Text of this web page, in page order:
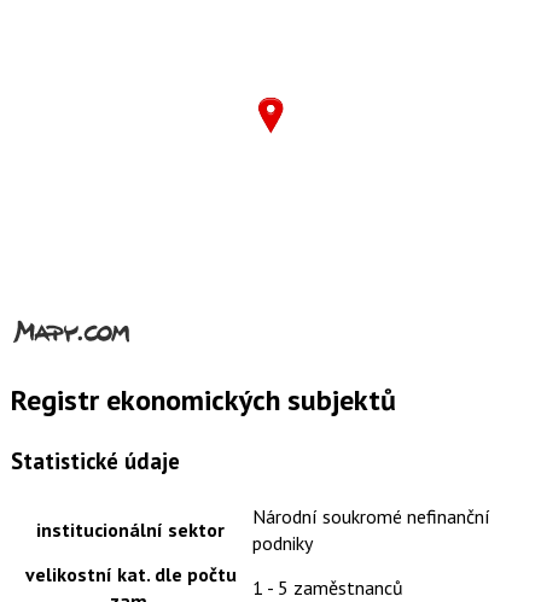
Registr ekonomických subjektů
Statistické údaje
institucionální sektor
Národní soukromé nefinanční
podniky
velikostní kat. dle počtu
1 - 5 zaměstnanců